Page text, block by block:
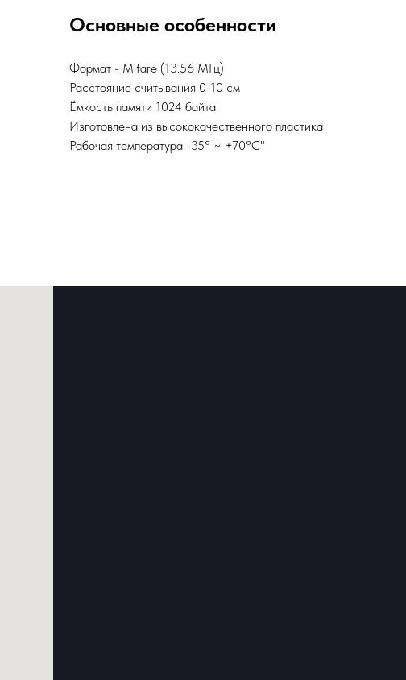
Основные особенности
Формат - Mifare (13.56 МГц)
Расстояние считывания 0-10 см
Ёмкость памяти 1024 байта
Изготовлена из высококачественного пластика
Рабочая температура -35° ~ +70°С"